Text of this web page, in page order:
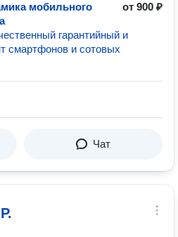
мобильного
от 900 ₽
гарантийный и
смартфонов и сотовых
Чат